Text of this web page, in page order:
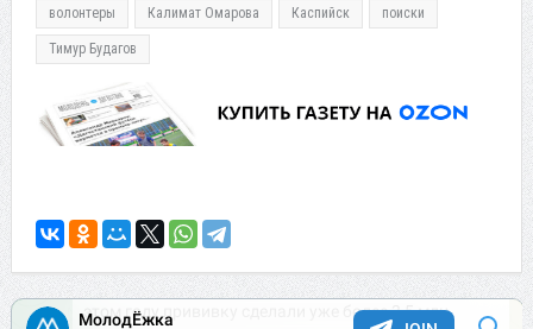
волонтеры Калимат Омарова Каспийск поиски
Тимур Будагов